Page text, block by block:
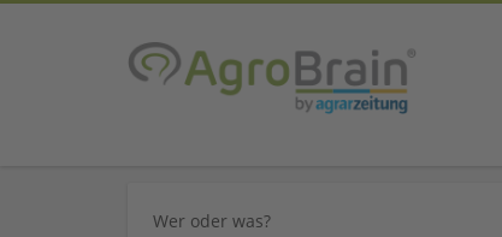
Wer oder was?